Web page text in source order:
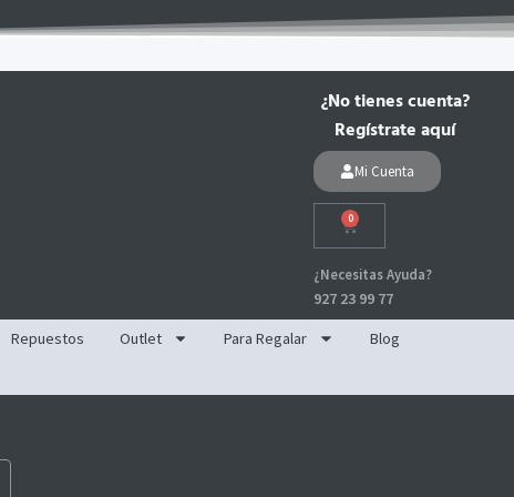
¿No tienes cuenta?
Regístrate aquí
Mi Cuenta
0
Carrito
¿Necesitas Ayuda?
927 23 99 77
Repuestos Outlet Para Regalar
Blog